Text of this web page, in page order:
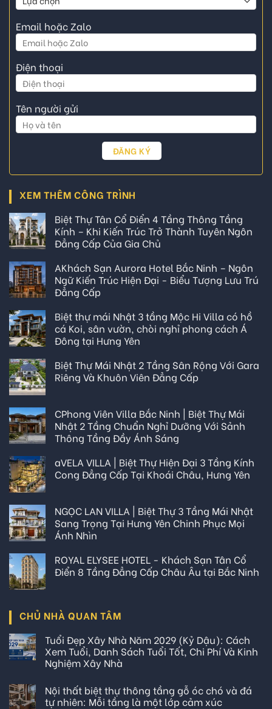
Email hoặc Zalo
Điện thoại
Tên người gửi
XEM THÊM CÔNG TRÌNH
Biệt Thự Tân Cổ Điển 4 Tầng Thông Tầng
Kính – Khi Kiến Trúc Trở Thành Tuyên Ngôn
Đẳng Cấp Của Gia Chủ
AKhách Sạn Aurora Hotel Bắc Ninh – Ngôn
Ngữ Kiến Trúc Hiện Đại - Biểu Tượng Lưu Trú
Đẳng Cấp
Biệt thự mái Nhật 3 tầng Mộc Hi Villa có hồ
cá Koi, sân vườn, chòi nghỉ phong cách Á
Đông tại Hưng Yên
Biệt Thự Mái Nhật 2 Tầng Sân Rộng Với Gara
Riêng Và Khuôn Viên Đẳng Cấp
CPhong Viên Villa Bắc Ninh | Biệt Thự Mái
Nhật 2 Tầng Chuẩn Nghỉ Dưỡng Với Sảnh
Thông Tầng Đầy Ánh Sáng
aVELA VILLA | Biệt Thự Hiện Đại 3 Tầng Kính
Cong Đẳng Cấp Tại Khoái Châu, Hưng Yên
NGỌC LAN VILLA | Biệt Thự 3 Tầng Mái Nhật
Sang Trọng Tại Hưng Yên Chinh Phục Mọi
Ánh Nhìn
ROYAL ELYSEE HOTEL - Khách Sạn Tân Cổ
Điển 8 Tầng Đẳng Cấp Châu Âu tại Bắc Ninh
CHỦ NHÀ QUAN TÂM
Tuổi Đẹp Xây Nhà Năm 2029 (Kỷ Dậu): Cách
Xem Tuổi, Danh Sách Tuổi Tốt, Chi Phí Và Kinh
Nghiệm Xây Nhà
Nội thất biệt thự thông tầng gỗ óc chó và đá
tự nhiên: Mỗi tầng là một lớp cảm xúc